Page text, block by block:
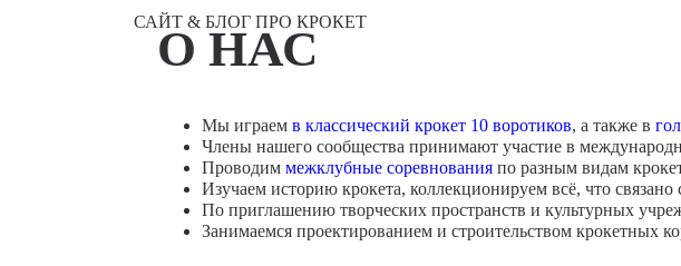
САЙТ & БЛОГ ПРО КРОКЕТ
О НАС
Мы играем в классический крокет 10 воротиков, а также в
Члены нашего сообщества принимают участие в
Проводим межклубные соревнованияпо разным видам
Изучаем историю крокета, коллекционируем всё, что связано
По приглашению творческих пространств и культурных
Занимаемся проектированием и строительством крокетных